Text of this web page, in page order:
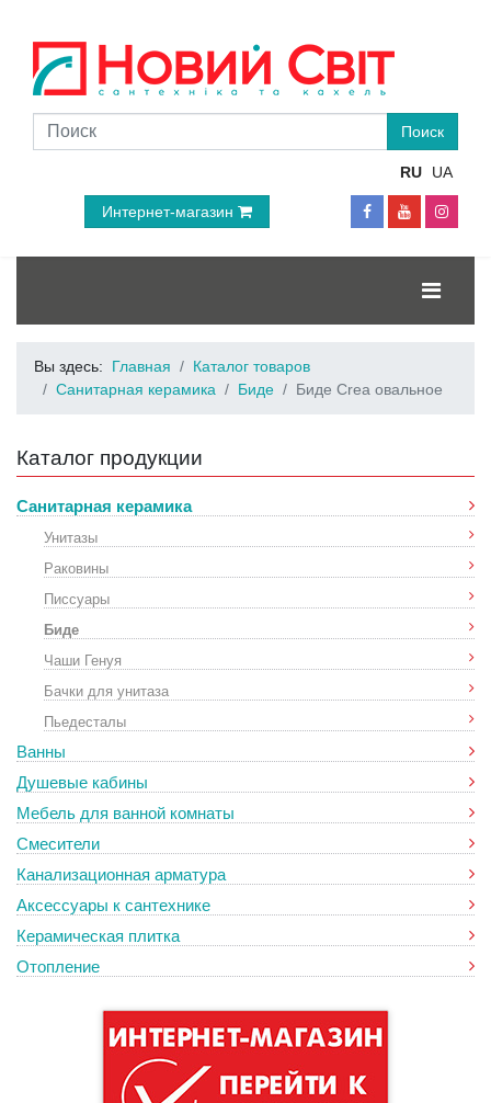
RU UA
Интернет-магазин
Вы здесь: Главная
Каталог товаров
Санитарная керамика
Биде Биде Crea овальное
Каталог продукции
Санитарная керамика
Унитазы
Раковины
Писсуары
Биде
Чаши Генуя
Бачки для унитаза
Пьедесталы
Ванны
Душевые кабины
Мебель для ванной комнаты
Смесители
Канализационная арматура
Аксессуары к сантехнике
Керамическая плитка
Отопление